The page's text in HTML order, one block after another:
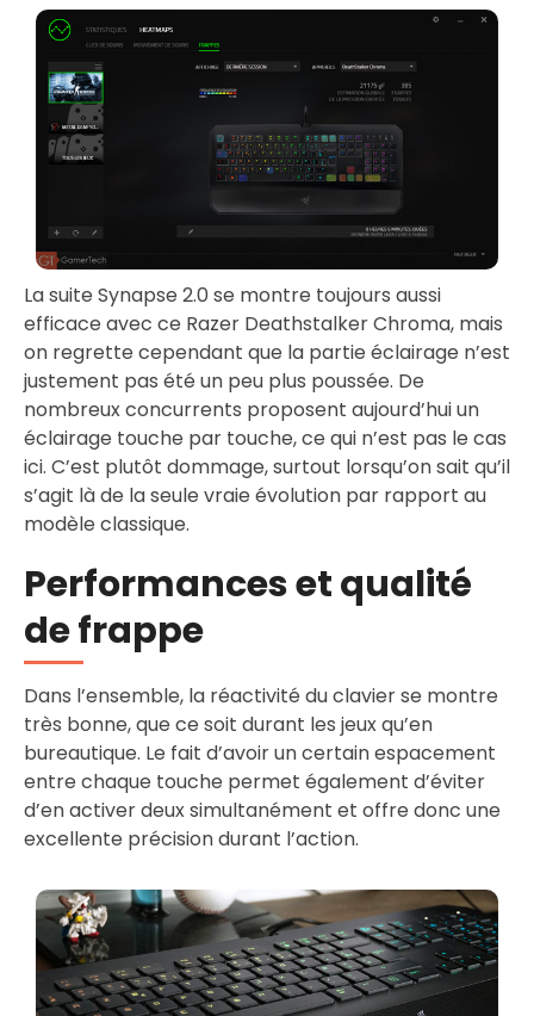
La suite Synapse 2.0 se montre toujours aussi
efficace avec ce Razer Deathstalker Chroma, mais
on regrette cependant que la partie éclairage n’est
justement pas été un peu plus poussée. De
nombreux concurrents proposent aujourd’hui un
éclairage touche par touche, ce qui n’est pas le cas
ici. C’est plutôt dommage, surtout lorsqu’on sait qu’il
s’agit là de la seule vraie évolution par rapport au
modèle classique.
Performances et qualité
de frappe
Dans l’ensemble, la réactivité du clavier se montre
très bonne, que ce soit durant les jeux qu’en
bureautique. Le fait d’avoir un certain espacement
entre chaque touche permet également d’éviter
d’en activer deux simultanément et offre donc une
excellente précision durant l’action.